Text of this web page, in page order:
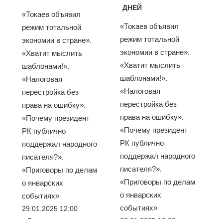
«Токаев объявил
режим тотальной
экономии в стране».
«Хватит мыслить
шаблонами!».
«Налоговая
перестройка без
права на ошибку».
«Почему президент
РК публично
поддержал народного
писателя?».
«Приговоры по делам
о январских
событиях»
29.01.2025 12:00
ДНЕЙ
«Токаев объявил
режим тотальной
экономии в стране».
«Хватит мыслить
шаблонами!».
«Налоговая
перестройка без
права на ошибку».
«Почему президент
РК публично
поддержал народного
писателя?».
«Приговоры по делам
о январских
событиях»